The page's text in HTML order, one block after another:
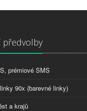
předvolby
prémiové SMS
90x (barevné linky)
a krajů